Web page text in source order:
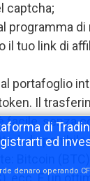
captcha;
programma di
il tuo link di
portafoglio
Il
facile, senza
è
di
ed
denaro operando